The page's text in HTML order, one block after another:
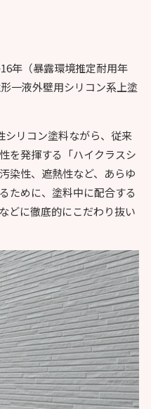
年 （暴露環境推定耐用年
一液外壁用シリコン系上塗
シリコン塗料ながら、従来
を発揮する「ハイクラスシ
染性、遮熱性など、あらゆ
ために、塗料中に配合する
どに徹底的にこだわり抜い